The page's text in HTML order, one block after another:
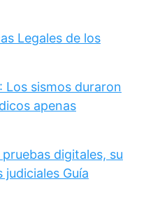
Legales de los
Los sismos duraron
apenas
digitales, su
Guía